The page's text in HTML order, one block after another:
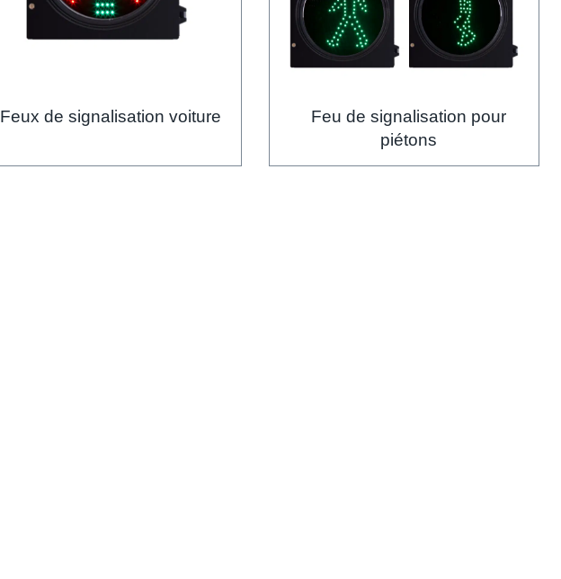
Feux de signalisation voiture
Feu de signalisation pour
piétons